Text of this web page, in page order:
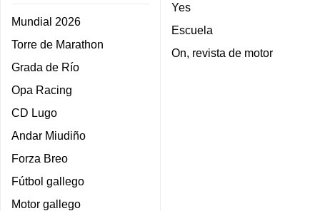
Mundial 2026
Torre de Marathon
Grada de Río
Opa Racing
CD Lugo
Andar Miudiño
Forza Breo
Fútbol gallego
Motor gallego
Yes
Escuela
On, revista de motor